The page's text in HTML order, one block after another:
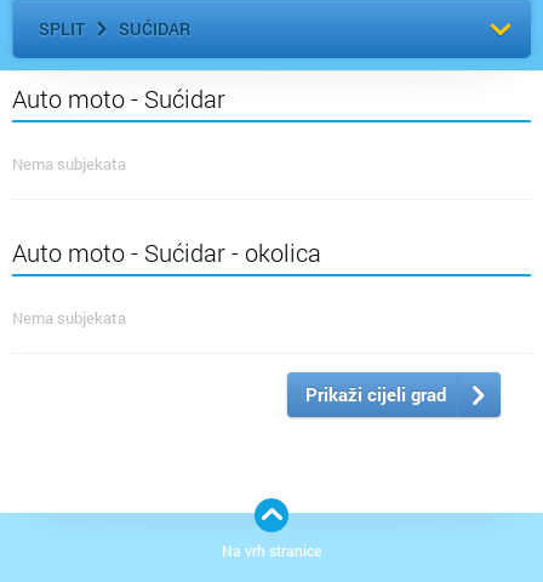
SPLIT SUĆIDAR
Auto moto - Sućidar
Nema subjekata
Auto moto - Sućidar - okolica
Nema subjekata
Prikaži cijeli grad
Na vrh stranice